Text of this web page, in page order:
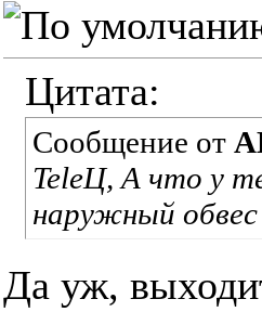
Цитата:
Сообщение от
TeleЦ, А что у
наружный
Да уж,